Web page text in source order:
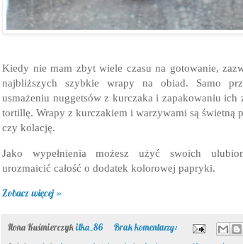
Kiedy nie mam zbyt wiele czasu na gotowanie,
najbliższych szybkie wrapy na obiad. Samo
usmażeniu nuggetsów z kurczaka i zapakowaniu
tortillę. Wrapy z kurczakiem i warzywami są świetną
czy kolację.
Jako wypełnienia możesz użyć swoich
urozmaicić całość o dodatek kolorowej papryki.
Zobacz więcej »
Ilona Kuśmierczykilka_86
Brak komentarzy: